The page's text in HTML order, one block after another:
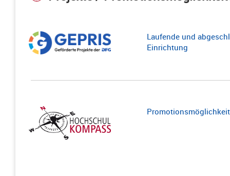
Laufende und
Einrichtung